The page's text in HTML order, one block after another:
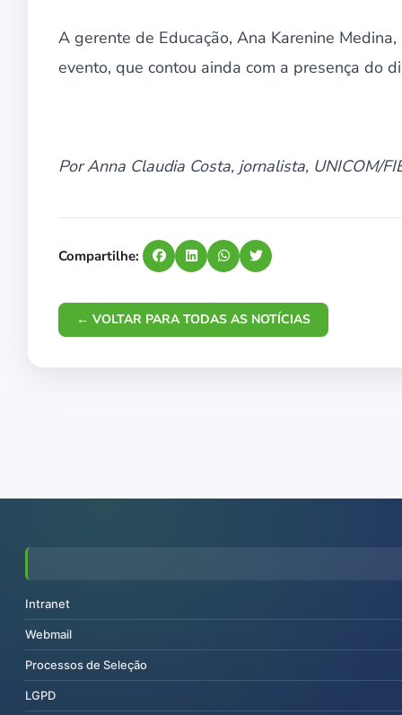
A gerente de Educação, Ana Karenine
evento, que contou ainda com a presença do
Por Anna Claudia Costa, jornalista, UNICOM/
Compartilhe:
← VOLTAR PARA TODAS AS NOTÍCIAS
Intranet
Webmail
Processos de Seleção
LGPD